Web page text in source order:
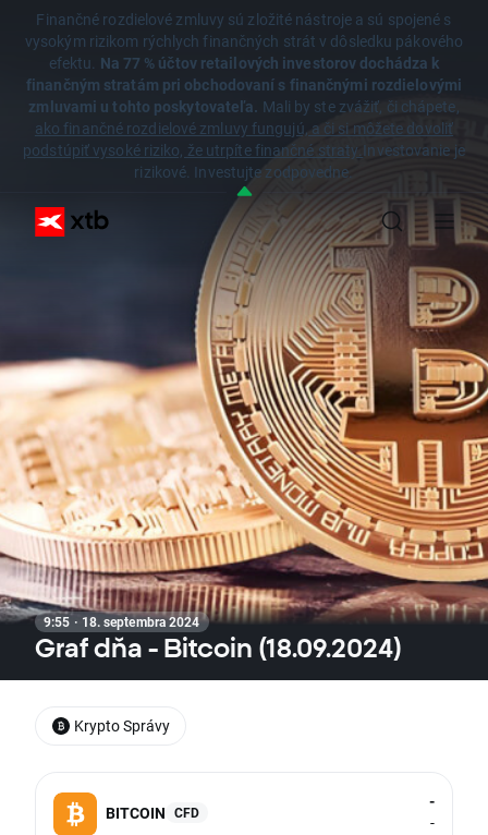
Finančné rozdielové zmluvy sú zložité nástroje a sú spojené s
vysokým rizikom rýchlych finančných strát v dôsledku pákového
efektu. Na 77 % účtov retailových investorov dochádza k
finančným stratám pri obchodovaní s finančnými rozdielovými
zmluvami u tohto poskytovateľa. Mali by ste zvážiť, či chápete,
ako finančné rozdielové zmluvy fungujú, a či si môžete dovoliť
podstúpiť vysoké riziko, že utrpíte finančné straty. Investovanie je
rizikové. Investujte zodpovedne.
9:55 · 18. septembra 2024
Graf dňa - Bitcoin (18.09.2024)
BITCOIN CFD
-
-
Krypto Správy